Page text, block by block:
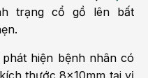
trạng cổ gồ lên bất
hiện bệnh nhân có
thước 8x10mm tại vị